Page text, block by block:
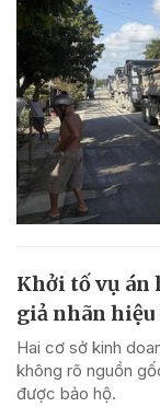
Khởi tố vụ án
giả nhãn hiệu
Hai cơ sở kinh
không rõ nguồn
được bảo hộ.